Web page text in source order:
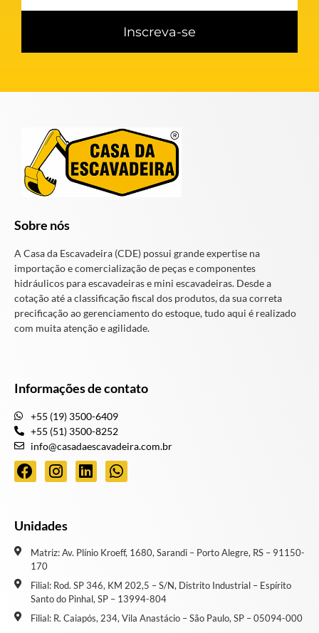
Inscreva-se
Sobre nós
A Casa da Escavadeira (CDE) possui grande expertise na
importação e comercialização de peças e componentes
hidráulicos para escavadeiras e mini escavadeiras. Desde a
cotação até a classificação fiscal dos produtos, da sua correta
precificação ao gerenciamento do estoque, tudo aqui é realizado
com muita atenção e agilidade.
Informações de contato
+55 (19) 3500-6409
+55 (51) 3500-8252
info@casadaescavadeira.com.br
Unidades
Matriz: Av. Plínio Kroeff, 1680, Sarandi – Porto Alegre, RS – 91150-
170
Filial: Rod. SP 346, KM 202,5 – S/N, Distrito Industrial – Espírito
Santo do Pinhal, SP – 13994-804
Filial: R. Caiapós, 234, Vila Anastácio – São Paulo, SP – 05094-000